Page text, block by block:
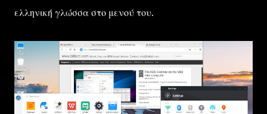
ελληνική γλώσσα στο μενού του.